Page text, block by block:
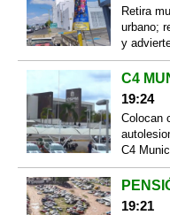
Retira
urbano;
y
C4
19:24
Colocan
C4
19:21